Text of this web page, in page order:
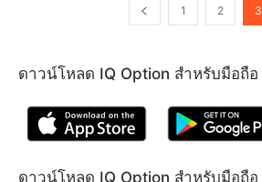
1 2 3
ดาวน์โหลด IQ Option สำหรับมือถือ
ดาวน์โหลด IQ Option สำหรับมือถือ